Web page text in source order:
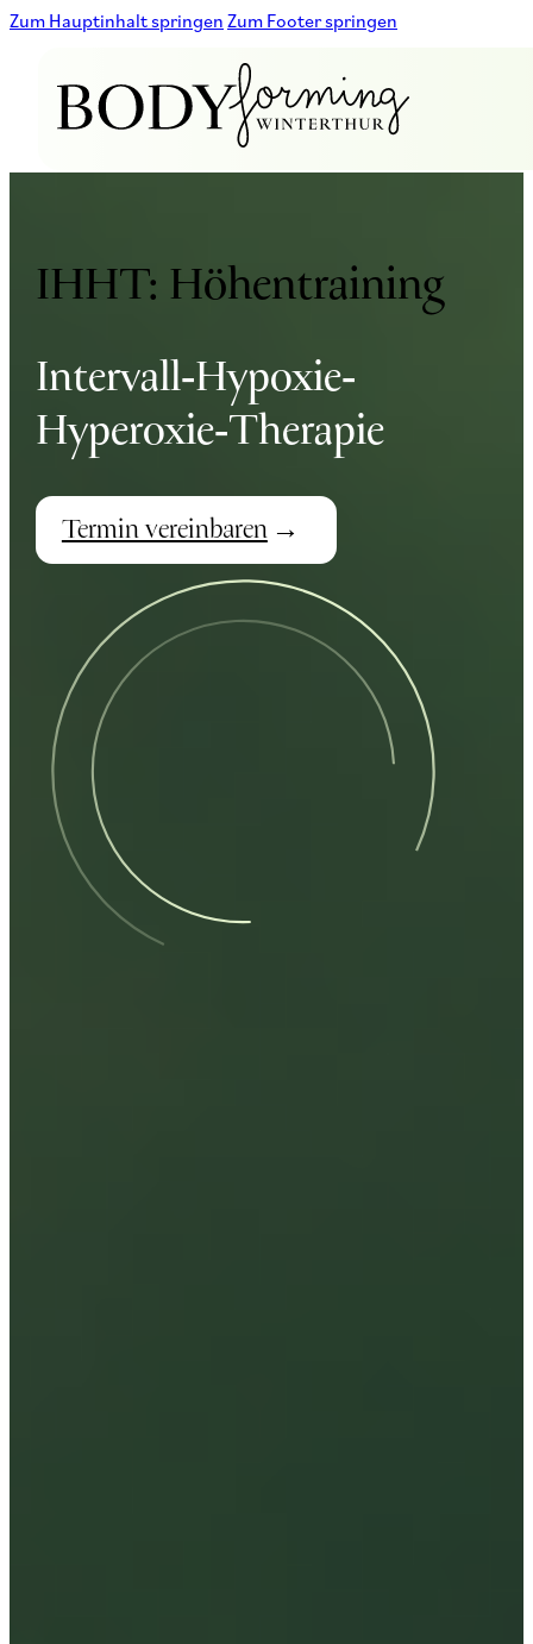
Zum Hauptinhalt springenZum Footer springen
IHHT: Höhentraining
Intervall‑Hypoxie‑
Hyperoxie‑Therapie
Termin vereinbaren